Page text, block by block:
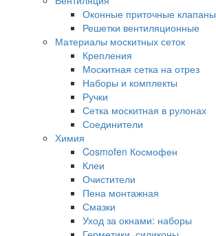
Оконные приточные клапаны
Решетки вентиляционные
Материалы москитных сеток
Крепления
Москитная сетка на отрез
Наборы и комплекты
Ручки
Сетка москитная в рулонах
Соединители
Химия
Cosmofen Космофен
Клеи
Очистители
Пена монтажная
Смазки
Уход за окнами: наборы